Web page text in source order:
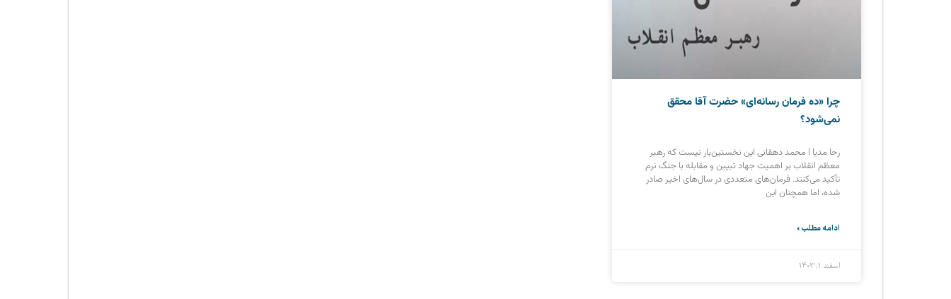
چرا «ده فرمان رسانه‌ای» حضرت آقا محقق
نمی‌شود؟
رحا مدیا | محمد دهقانی این نخستین‌بار نیست که رهبر
معظم انقلاب بر اهمیت جهاد تبیین و مقابله با جنگ نرم
تأکید می‌کنند. فرمان‌های متعددی در سال‌های اخیر صادر
شده، اما همچنان این
ادامه مطلب »
اسفند ۱, ۱۴۰۳